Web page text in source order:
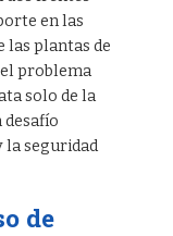
en las
las plantas de
problema
solo de la
desafío
la seguridad
de